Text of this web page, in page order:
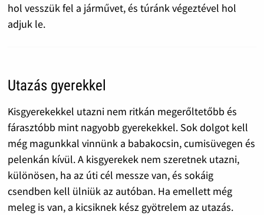
hol vesszük fel a járművet, és túránk végeztével hol
adjuk le.
Utazás gyerekkel
Kisgyerekekkel utazni nem ritkán megerőltetőbb és
fárasztóbb mint nagyobb gyerekekkel. Sok dolgot kell
még magunkkal vinnünk a babakocsin, cumisüvegen és
pelenkán kívül. A kisgyerekek nem szeretnek utazni,
különösen, ha az úti cél messze van, és sokáig
csendben kell ülniük az autóban. Ha emellett még
meleg is van, a kicsiknek kész gyötrelem az utazás.